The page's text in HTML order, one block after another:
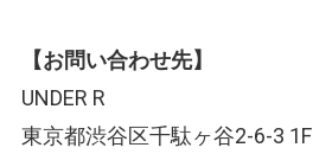
【お問い合わせ先】
UNDER R
東京都渋谷区千駄ヶ谷2-6-3 1F